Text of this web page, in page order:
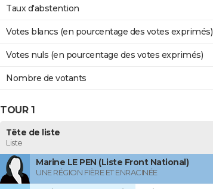
Taux d'abstention
Votes blancs (en pourcentage des votes exprimés)
Votes nuls (en pourcentage des votes exprimés)
Nombre de votants
TOUR 1
Tête de liste
Liste
Marine LE PEN (Liste Front National)
UNE RÉGION FIÈRE ET ENRACINÉE